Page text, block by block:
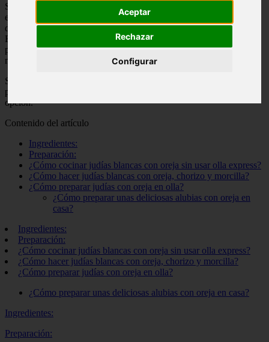
Aceptar
Rechazar
Configurar
Si eres amante de la comida tradicional española, esta receta te
encantará. Las judías blancas con oreja y chorizo son un plato lleno
de sabor y texturas que te llevarán directo a la cocina de la abuela.
En este artículo, te presentamos una receta fácil y rápida para que
puedas disfrutar de esta delicia en casa. ¡Prepara tus utensilios y
manos a la obra!
Si buscas una receta de plato principal que sea deliciosa y fácil de
preparar, las Judías Blancas con Oreja y Chorizo son una excelente
opción.
Contenido del artículo
Ingredientes:
Preparación:
¿Cómo cocinar judías blancas con oreja sin usar olla express?
¿Cómo hacer judías blancas con oreja, chorizo y morcilla?
¿Cómo preparar judías con oreja en olla?
¿Cómo preparar unas deliciosas alubias con oreja en
casa?
Ingredientes:
Preparación:
¿Cómo cocinar judías blancas con oreja sin usar olla express?
¿Cómo hacer judías blancas con oreja, chorizo y morcilla?
¿Cómo preparar judías con oreja en olla?
¿Cómo preparar unas deliciosas alubias con oreja en casa?
Ingredientes:
Preparación: